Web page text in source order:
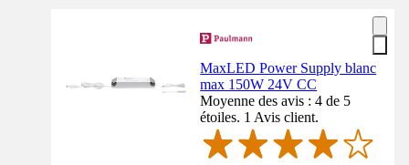
MaxLED Power Supply blanc
max 150W 24V CC
Moyenne des avis : 4 de 5
étoiles. 1 Avis client.